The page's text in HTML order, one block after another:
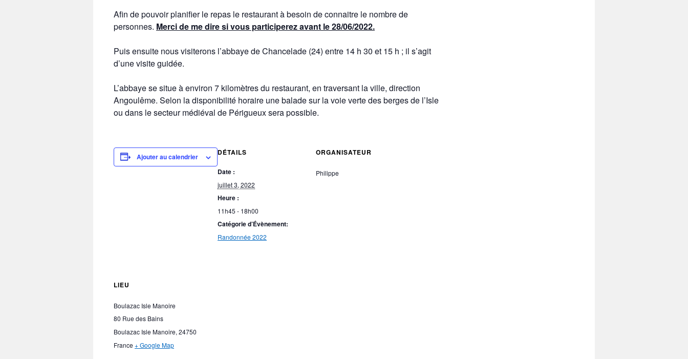
Afin de pouvoir planifier le repas le restaurant à besoin de connaitre le nombre de
personnes. Merci de me dire si vous participerez avant le 28/06/2022.
Puis ensuite nous visiterons l’abbaye de Chancelade (24) entre 14 h 30 et 15 h ; il s’agit
d’une visite guidée.
L’abbaye se situe à environ 7 kilomètres du restaurant, en traversant la ville, direction
Angoulême. Selon la disponibilité horaire une balade sur la voie verte des berges de l’Isle
ou dans le secteur médiéval de Périgueux sera possible.
Ajouter au calendrier DÉTAILS
Date :
juillet 3, 2022
Heure :
11h45 - 18h00
Catégorie d’Évènement:
Randonnée 2022
ORGANISATEUR
Philippe
LIEU
Boulazac Isle Manoire
80 Rue des Bains
Boulazac Isle Manoire, 24750
France + Google Map